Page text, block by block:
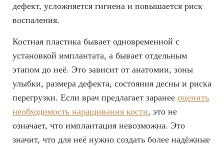
дефект, усложняется гигиена и повышается риск
воспаления.
Костная пластика бывает одновременной с
установкой имплантата, а бывает отдельным
этапом до неё. Это зависит от анатомии, зоны
улыбки, размера дефекта, состояния десны и риска
перегрузки. Если врач предлагает заранее оценить
необходимость наращивания кости, это не
означает, что имплантация невозможна. Это
значит, что для неё нужно создать более надёжные